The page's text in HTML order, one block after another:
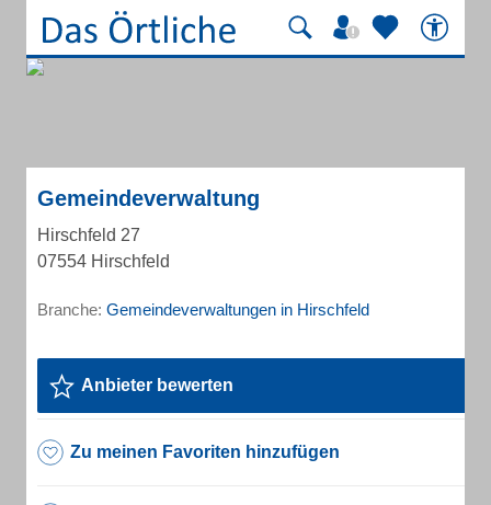
Gemeindeverwaltung
Hirschfeld 27
07554 Hirschfeld
Branche: Gemeindeverwaltungen in Hirschfeld
Anbieter bewerten
Zu meinen Favoriten hinzufügen